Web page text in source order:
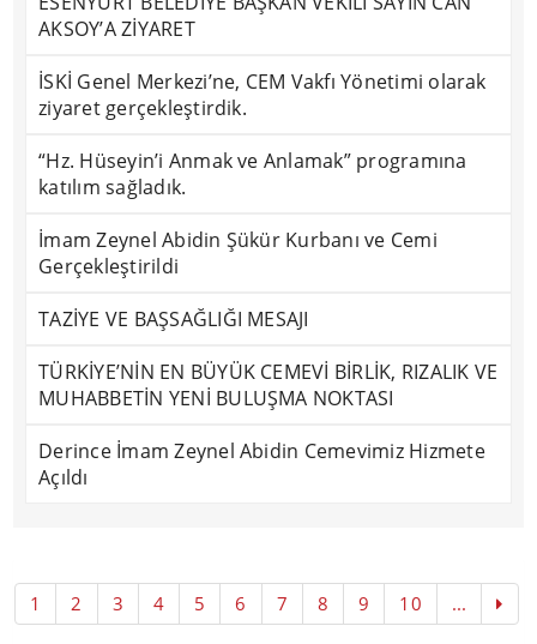
AKSOY’A ZİYARET
İSKİ Genel Merkezi’ne, CEM Vakfı Yönetimi olarak
ziyaret gerçekleştirdik.
“Hz. Hüseyin’i Anmak ve Anlamak” programına
katılım sağladık.
İmam Zeynel Abidin Şükür Kurbanı ve Cemi
Gerçekleştirildi
TAZİYE VE BAŞSAĞLIĞI MESAJI
TÜRKİYE’NİN EN BÜYÜK CEMEVİ BİRLİK, RIZALIK VE
MUHABBETİN YENİ BULUŞMA NOKTASI
Derince İmam Zeynel Abidin Cemevimiz Hizmete
Açıldı
1 2 3 4 5 6 7 8 9 10 ...